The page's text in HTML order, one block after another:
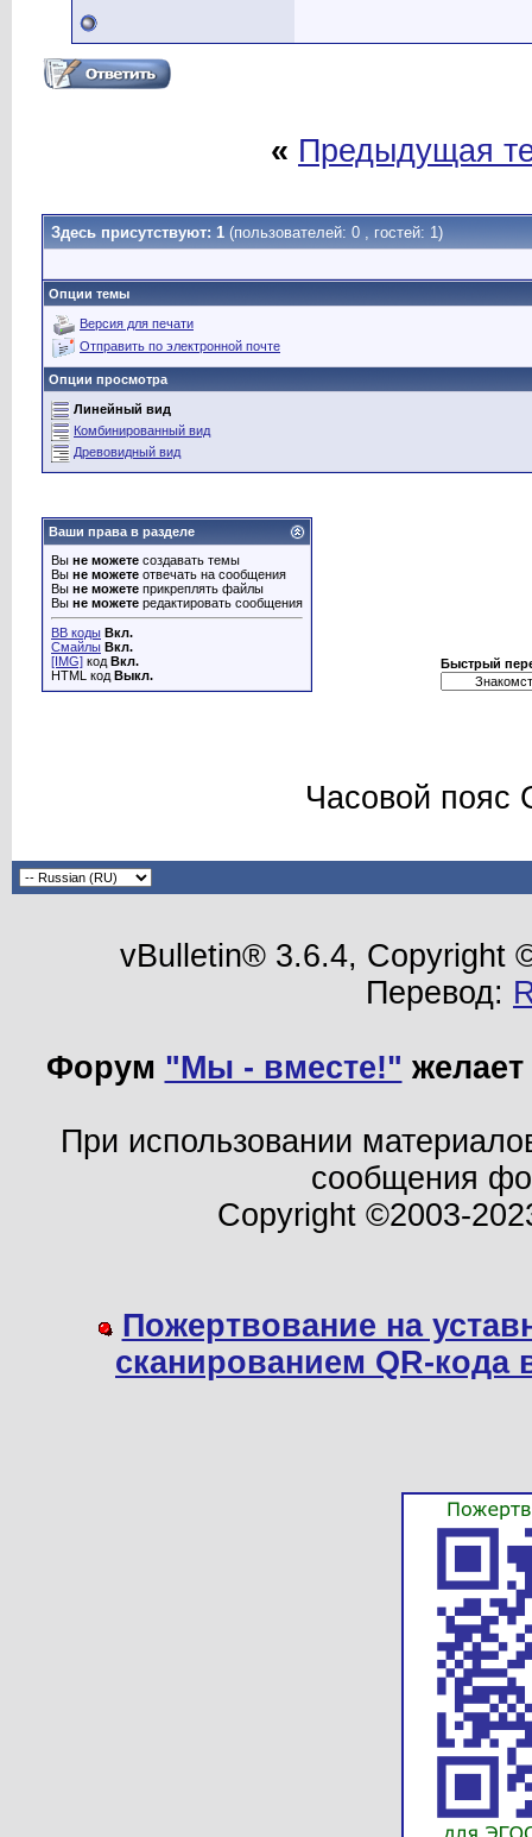
« Предыдущая
Здесь присутствуют: 1 (пользователей: 0 , гостей: 1)
Опции темы
Версия для печати
Отправить по электронной почте
Опции просмотра
Линейный вид
Комбинированный вид
Древовидный вид
Ваши права в разделе
Вы не можете создавать темы
Вы не можете отвечать на сообщения
Вы не можете прикреплять файлы
Вы не можете редактировать сообщения
BB коды Вкл.
Смайлы Вкл.
[IMG] код Вкл.
HTML код Выкл.
Быстрый
Часовой пояс
vBulletin® 3.6.4, Copyright
Перевод:
Форум "Мы - вместе!"
При использовании
сообщения
Copyright ©2003-
Пожертвование на
сканированием QR-